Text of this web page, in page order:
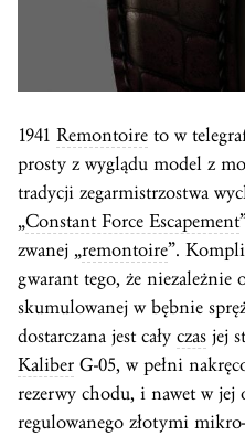
1941 Remontoire to w
prosty z wyglądu model z
tradycji zegarmistrzostwa
„Constant Force Escapement
zwanej „remontoire”.
gwarant tego, że niezależnie
skumulowanej w bębnie
dostarczana jest cały czas jej
Kaliber G-05, w pełni
rezerwy chodu, i nawet w
regulowanego złotymi